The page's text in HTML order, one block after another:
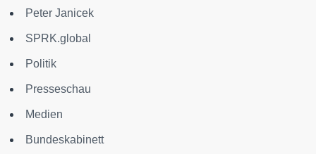
Peter Janicek
SPRK.global
Politik
Presseschau
Medien
Bundeskabinett